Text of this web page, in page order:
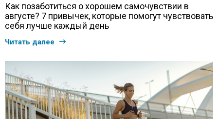
Как позаботиться о хорошем самочувствии в
августе? 7 привычек, которые помогут чувствовать
себя лучше каждый день
Читать далее